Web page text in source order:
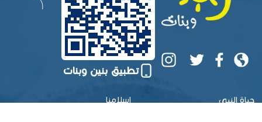
تطبيق بنين وبنات
حياة النبي
إسلامنا